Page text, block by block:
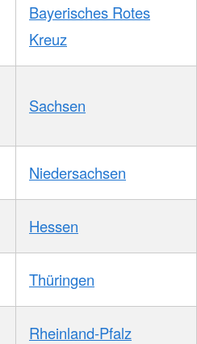
Bayerisches Rotes
Kreuz
Sachsen
Niedersachsen
Hessen
Thüringen
Rheinland-Pfalz